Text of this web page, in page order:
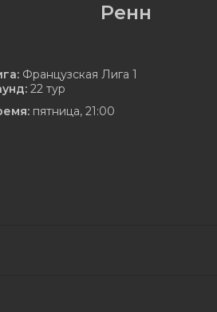
Ренн
Французская Лига 1
22 тур
пятница, 21:00